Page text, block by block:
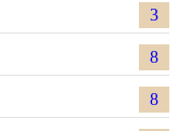
3
8
8